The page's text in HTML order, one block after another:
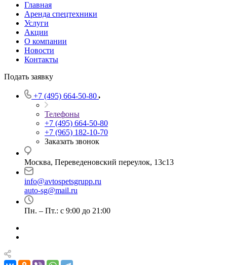
Главная
Аренда спецтехники
Услуги
Акции
О компании
Новости
Контакты
Подать заявку
+7 (495) 664-50-80
Телефоны
+7 (495) 664-50-80
+7 (965) 182-10-70
Заказать звонок
Москва, Переведеновский переулок, 13с13
info@avtospetsgrupp.ru
auto-sg@mail.ru
Пн. – Пт.: с 9:00 до 21:00